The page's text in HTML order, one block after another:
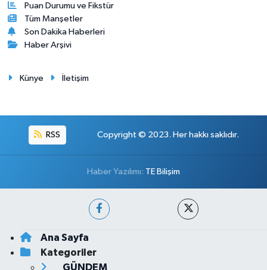
Puan Durumu ve Fikstür
Tüm Manşetler
Son Dakika Haberleri
Haber Arşivi
Künye İletişim
RSS Copyright © 2023. Her hakkı saklıdır.
Haber Yazılımı: TE Bilişim
Ana Sayfa
Kategoriler
GÜNDEM